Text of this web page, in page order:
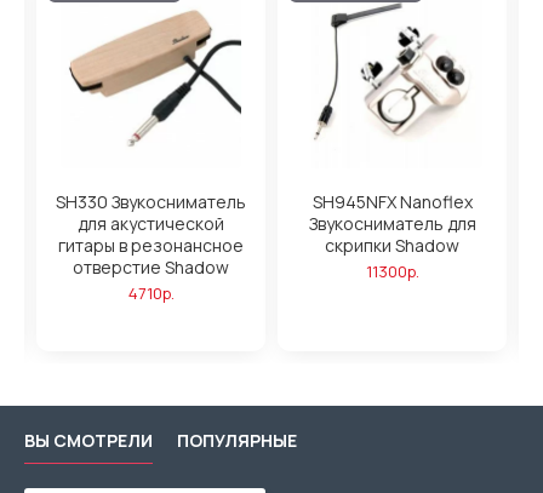
SH330 Звукосниматель
для акустической
гитары в резонансное
отверстие Shadow
4710р.
SH945NFX Nanoflex
Звукосниматель для
скрипки Shadow
11300р.
ВЫ СМОТРЕЛИ ПОПУЛЯРНЫЕ